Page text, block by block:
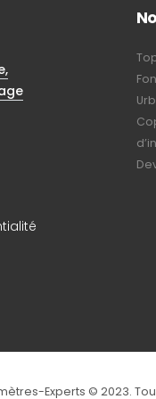
Experts © 2023.